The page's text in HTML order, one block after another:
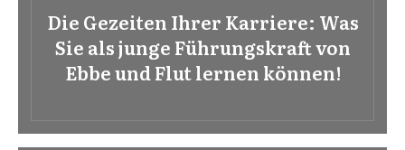
Die Gezeiten Ihrer Karriere: Was
Sie als junge Führungskraft von
Ebbe und Flut lernen können!